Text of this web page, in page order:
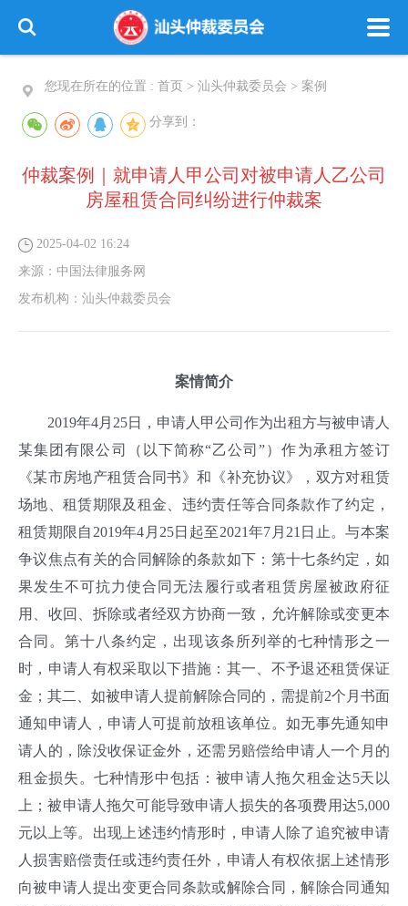
您现在所在的位置 : 首页 > 汕头仲裁委员会 > 案例
分享到：
仲裁案例｜就申请人甲公司对被申请人乙公司
房屋租赁合同纠纷进行仲裁案
2025-04-02 16:24
来源： 中国法律服务网
发布机构： 汕头仲裁委员会
案情简介
2019年4月25日，申请人甲公司作为出租方与被申请人
某集团有限公司（以下简称“乙公司”）作为承租方签订
《某市房地产租赁合同书》和《补充协议》，双方对租赁
场地、租赁期限及租金、违约责任等合同条款作了约定，
租赁期限自2019年4月25日起至2021年7月21日止。与本案
争议焦点有关的合同解除的条款如下：第十七条约定，如
果发生不可抗力使合同无法履行或者租赁房屋被政府征
用、收回、拆除或者经双方协商一致，允许解除或变更本
合同。第十八条约定，出现该条所列举的七种情形之一
时，申请人有权采取以下措施：其一、不予退还租赁保证
金；其二、如被申请人提前解除合同的，需提前2个月书面
通知申请人，申请人可提前放租该单位。如无事先通知申
请人的，除没收保证金外，还需另赔偿给申请人一个月的
租金损失。七种情形中包括：被申请人拖欠租金达5天以
上；被申请人拖欠可能导致申请人损失的各项费用达5,000
元以上等。出现上述违约情形时，申请人除了追究被申请
人损害赔偿责任或违约责任外，申请人有权依据上述情形
向被申请人提出变更合同条款或解除合同，解除合同通知